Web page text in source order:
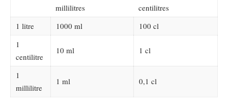
millilitres
centilitres
1 litre
1000 ml
100 cl
1
centilitre
10 ml 1 cl
1
millilitre
1 ml 0,1 cl